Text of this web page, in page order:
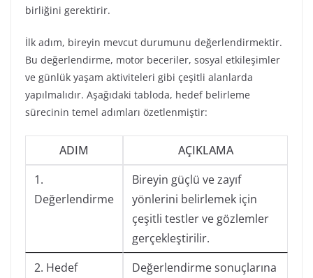
birliğini gerektirir.
İlk adım, bireyin mevcut durumunu değerlendirmektir.
Bu değerlendirme, motor beceriler, sosyal etkileşimler
ve günlük yaşam aktiviteleri gibi çeşitli alanlarda
yapılmalıdır. Aşağıdaki tabloda, hedef belirleme
sürecinin temel adımları özetlenmiştir:
ADIM
AÇIKLAMA
1.
Değerlendirme
Bireyin güçlü ve zayıf
yönlerini belirlemek için
çeşitli testler ve gözlemler
gerçekleştirilir.
2. Hedef
Değerlendirme sonuçlarına